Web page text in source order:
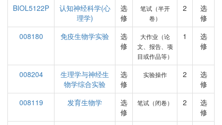
BIOL5122P
认知神经科学(心
理学)
选
修
笔试（半开
卷）
2
选
修
008180
免疫生物学实验
选
修
大作业（论
文、报告、项
目或作品等）
1
选
修
008204
生理学与神经生
物学综合实验
选
修
实验操作 2
选
修
008119
发育生物学
选
修
笔试（闭卷） 2
选
修